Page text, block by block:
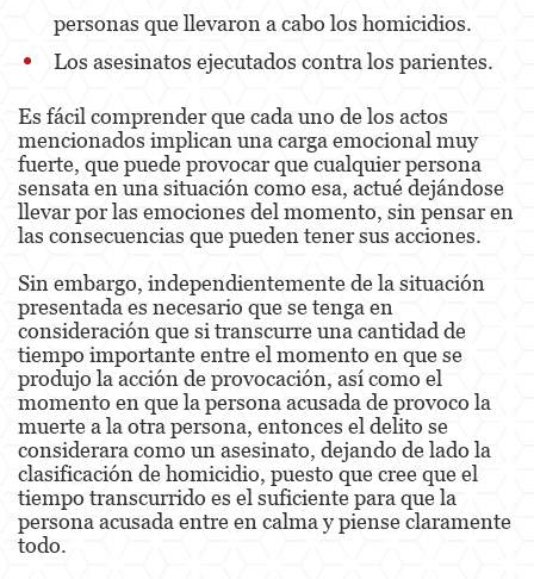
Abuso de Ancianos y de Adultos
Dependientes
Agresión Doméstica
Amenazas Criminales
Lesión Corporal A Un Cónyuge.
Negligencia de Menores.
Orden de Protección de Emergencia
Orden de Restricción Permanente
Orden de Restricción Temporal
Órdenes de Restricción
Peligro Infantil
Publicar Información Dañina en Internet
personas que llevaron a cabo los homicidios.
Los asesinatos ejecutados contra los parientes.
Es fácil comprender que cada uno de los actos
mencionados implican una carga emocional muy
fuerte, que puede provocar que cualquier persona
sensata en una situación como esa, actué dejándose
llevar por las emociones del momento, sin pensar en
las consecuencias que pueden tener sus acciones.
Sin embargo, independientemente de la situación
presentada es necesario que se tenga en
consideración que si transcurre una cantidad de
tiempo importante entre el momento en que se
produjo la acción de provocación, así como el
momento en que la persona acusada de provoco la
muerte a la otra persona, entonces el delito se
considerara como un asesinato, dejando de lado la
clasificación de homicidio, puesto que cree que el
tiempo transcurrido es el suficiente para que la
persona acusada entre en calma y piense claramente
todo.